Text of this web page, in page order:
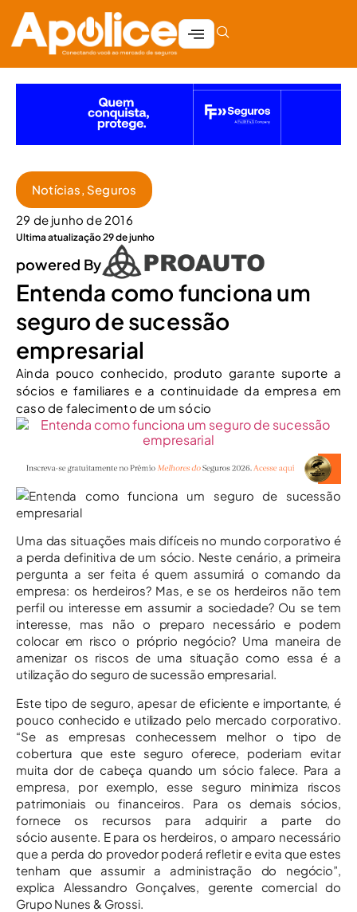
Notícias, Seguros
29 de junho de 2016
Ultima atualização 29 de junho
powered By
Entenda como funciona um
seguro de sucessão
empresarial
Ainda pouco conhecido, produto garante suporte a
sócios e familiares e a continuidade da empresa em
caso de falecimento de um sócio
Uma das situações mais difíceis no mundo corporativo é
a perda definitiva de um sócio. Neste cenário, a primeira
pergunta a ser feita é quem assumirá o comando da
empresa: os herdeiros? Mas, e se os herdeiros não tem
perfil ou interesse em assumir a sociedade? Ou se tem
interesse, mas não o preparo necessário e podem
colocar em risco o próprio negócio? Uma maneira de
amenizar os riscos de uma situação como essa é a
utilização do seguro de sucessão empresarial.
Este tipo de seguro, apesar de eficiente e importante, é
pouco conhecido e utilizado pelo mercado corporativo.
“Se as empresas conhecessem melhor o tipo de
cobertura que este seguro oferece, poderiam evitar
muita dor de cabeça quando um sócio falece. Para a
empresa, por exemplo, esse seguro minimiza riscos
patrimoniais ou financeiros. Para os demais sócios,
fornece os recursos para adquirir a parte do
sócio ausente. E para os herdeiros, o amparo necessário
que a perda do provedor poderá refletir e evita que estes
tenham que assumir a administração do negócio”,
explica Alessandro Gonçalves, gerente comercial do
Grupo Nunes & Grossi.